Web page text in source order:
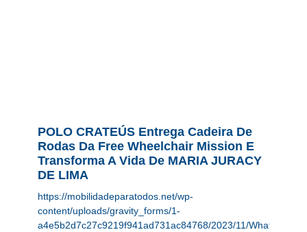
POLO CRATEÚS Entrega Cadeira De
Rodas Da Free Wheelchair Mission E
Transforma A Vida De MARIA JURACY
DE LIMA
https://mobilidadeparatodos.net/wp-
content/uploads/gravity_forms/1-
a4e5b2d7c27c9219f941ad731ac84768/2023/11/WhatsApp-